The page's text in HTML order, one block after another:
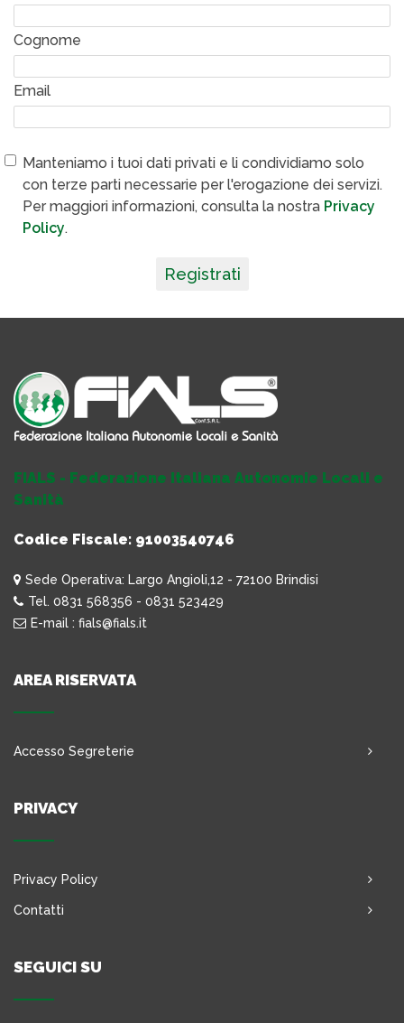
Cognome
Email
Manteniamo i tuoi dati privati e li condividiamo solo
con terze parti necessarie per l'erogazione dei servizi.
Per maggiori informazioni, consulta la nostra Privacy
Policy.
Registrati
FIALS - Federazione Italiana Autonomie Locali e
Sanità
Codice Fiscale: 91003540746
Sede Operativa: Largo Angioli,12 - 72100 Brindisi
Tel. 0831 568356 - 0831 523429
E-mail : fials@fials.it
AREA RISERVATA
Accesso Segreterie
PRIVACY
Privacy Policy
Contatti
SEGUICI SU